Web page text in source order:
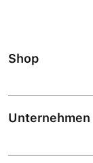
Shop
Unternehmen